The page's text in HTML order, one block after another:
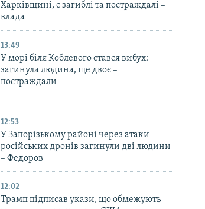
Харківщині, є загиблі та постраждалі –
влада
13:49
У морі біля Коблевого стався вибух:
загинула людина, ще двоє –
постраждали
12:53
У Запорізькому районі через атаки
російських дронів загинули дві людини
– Федоров
12:02
Трамп підписав укази, що обмежують